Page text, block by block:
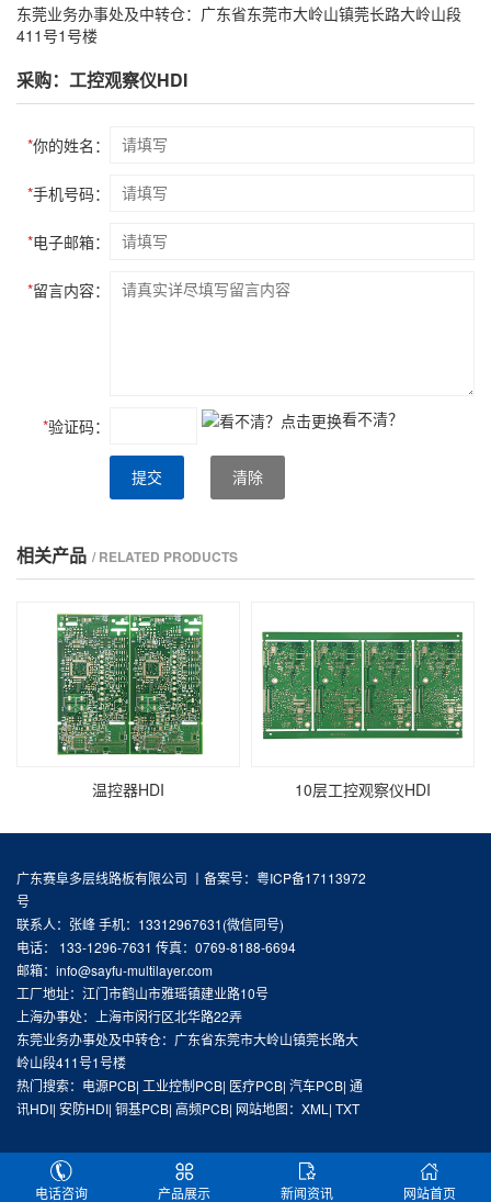
东莞业务办事处及中转仓：广东省东莞市大岭山镇莞长路大岭山段
411号1号楼
采购：工控观察仪HDI
*你的姓名：
*手机号码：
*电子邮箱：
*留言内容：
*验证码： 看不清？
提交 清除
相关产品 / RELATED PRODUCTS
温控器HDI 10层工控观察仪HDI
广东赛阜多层线路板有限公司 丨 备案号：粤ICP备17113972
号
联系人：张峰 手机：13312967631(微信同号)
电话： 133-1296-7631 传真：0769-8188-6694
邮箱：info@sayfu-multilayer.com
工厂地址：江门市鹤山市雅瑶镇建业路10号
上海办事处：上海市闵行区北华路22弄
东莞业务办事处及中转仓：广东省东莞市大岭山镇莞长路大
岭山段411号1号楼
热门搜索： 电源PCB| 工业控制PCB| 医疗PCB| 汽车PCB| 通
讯HDI| 安防HDI| 铜基PCB| 高频PCB| 网站地图： XML| TXT
电话咨询 产品展示 新闻资讯 网站首页